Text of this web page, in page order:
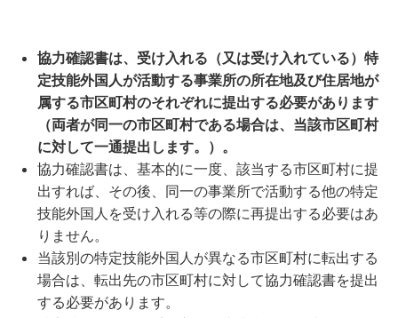
協力確認書は、受け入れる（又は受け入れている）特
定技能外国人が活動する事業所の所在地及び住居地が
属する市区町村のそれぞれに提出する必要があります
（両者が同一の市区町村である場合は、当該市区町村
に対して一通提出します。）。
協力確認書は、基本的に一度、該当する市区町村に提
出すれば、その後、同一の事業所で活動する他の特定
技能外国人を受け入れる等の際に再提出する必要はあ
りません。
当該別の特定技能外国人が異なる市区町村に転出する
場合は、転出先の市区町村に対して協力確認書を提出
する必要があります。